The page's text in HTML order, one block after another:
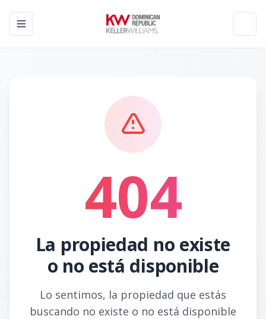
Toggle navigation menu
404
La propiedad no existe
o no está disponible
Lo sentimos, la propiedad que estás
buscando no existe o no está disponible